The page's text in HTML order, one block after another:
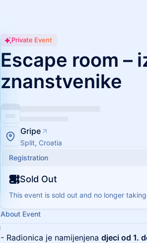
Private Event
Escape room –
znanstvenike
Gripe
Split, Croatia
Registration
Sold Out
This event is sold out and no longer
About Event
- Radionica je namijenjena djeci od 1.